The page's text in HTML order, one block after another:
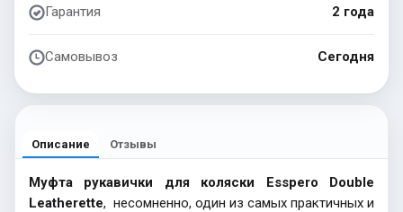
Гарантия 2 года
Самовывоз Сегодня
Описание Отзывы
Муфта рукавички для коляски Esspero Double
Leatherette, несомненно, один из самых практичных и